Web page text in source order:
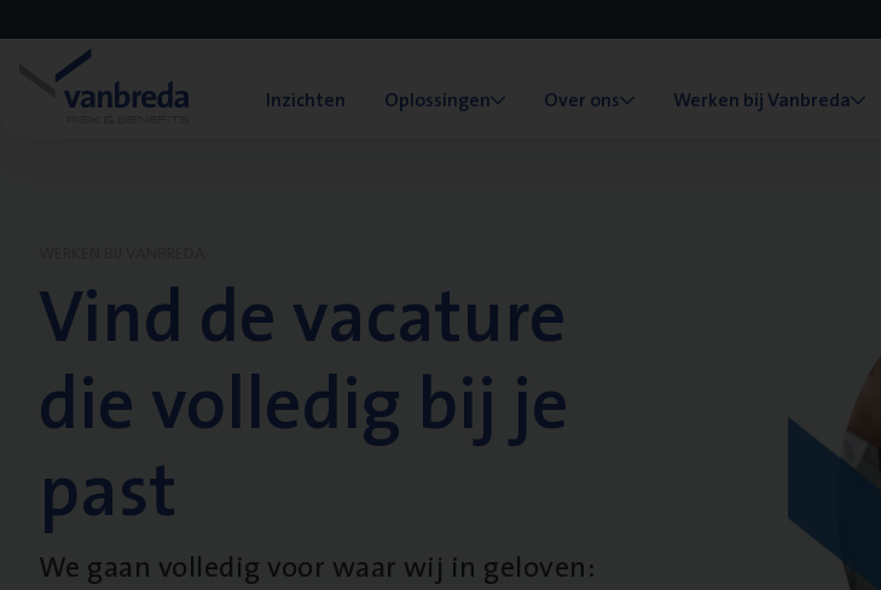
Inzichten Oplossingen Over ons Werken bij Vanbreda
Vind de vacature
die volledig bij je
past
We gaan volledig voor waar wij in geloven: